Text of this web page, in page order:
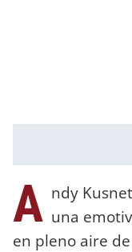
A ndy
una
en pleno aire